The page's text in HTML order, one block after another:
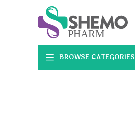
BROWSE CATEGORIES